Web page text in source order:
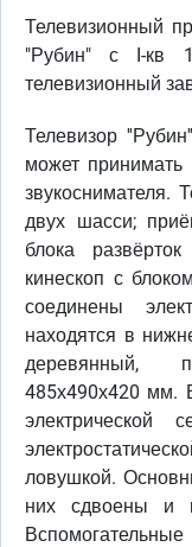
Телевизионный
"Рубин" с I-кв
телевизионный
Телевизор
может
звукоснимателя.
двух шасси;
блока
кинескоп с
соединены
находятся в
деревянный,
485х490х420 мм.
ловушкой.
них сдвоены и